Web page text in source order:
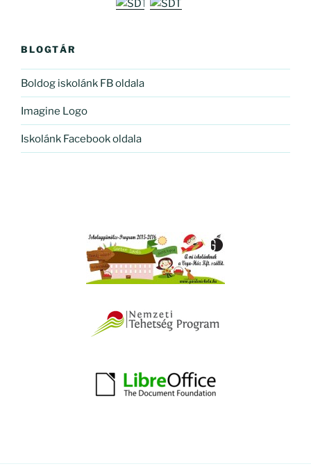
BLOGTÁR
Boldog iskolánk FB oldala
Imagine Logo
Iskolánk Facebook oldala